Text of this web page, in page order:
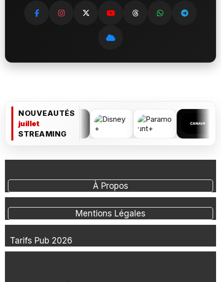
NOUVEAUTÉS
juillet
STREAMING
À Propos
Mentions Légales
Tarifs Pub 2026